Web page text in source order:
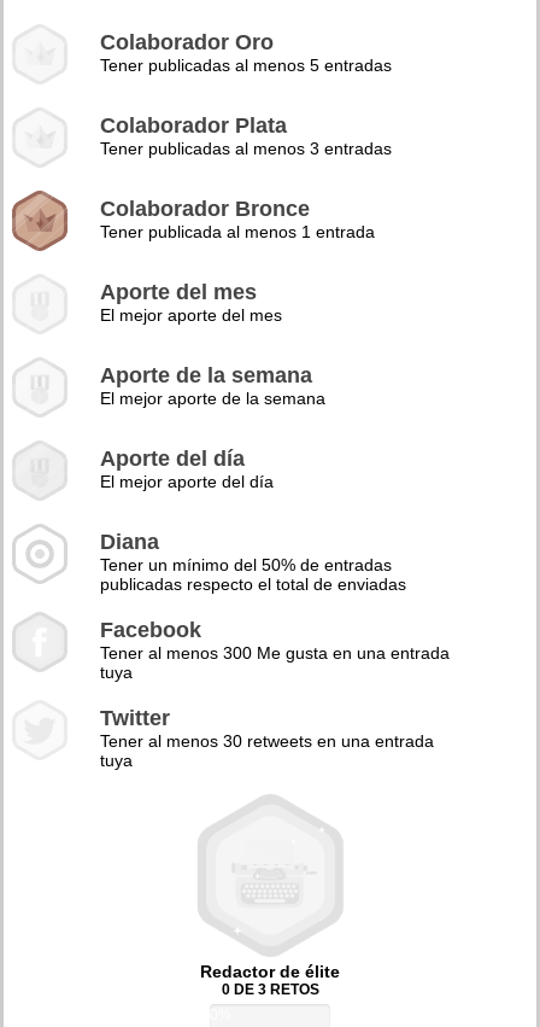
Colaborador Oro
Tener publicadas al menos 5 entradas
Colaborador Plata
Tener publicadas al menos 3 entradas
Colaborador Bronce
Tener publicada al menos 1 entrada
Aporte del mes
El mejor aporte del mes
Aporte de la semana
El mejor aporte de la semana
Aporte del día
El mejor aporte del día
Diana
Tener un mínimo del 50% de entradas
publicadas respecto el total de enviadas
Facebook
Tener al menos 300 Me gusta en una entrada
tuya
Twitter
Tener al menos 30 retweets en una entrada
tuya
Redactor de élite
0 DE 3 RETOS